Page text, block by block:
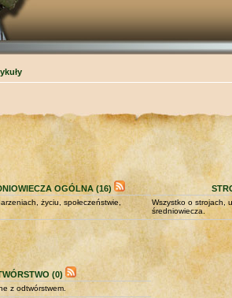
OGÓLNA (16)
życiu, społeczeństwie,
Wszystko o strojach,
średniowiecza.
(0)
z odtwórstwem.